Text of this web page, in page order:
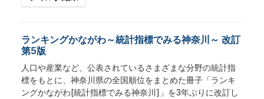
ランキングかながわ～統計指標でみる神奈川～ 改訂
第5版
人口や産業など、公表されているさまざまな分野の統計指
標をもとに、神奈川県の全国順位をまとめた冊子「ランキ
ングかながわ[統計指標でみる神奈川]」を3年ぶりに改訂し